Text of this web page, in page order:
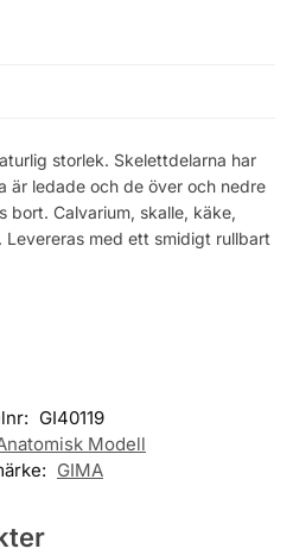
storlek. Skelettdelarna har
är ledade och de över och nedre
bort. Calvarium, skalle, käke,
med ett smidigt rullbart
GI40119
Modell
GIMA